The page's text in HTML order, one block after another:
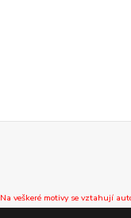
Na veškeré motivy se vztahují